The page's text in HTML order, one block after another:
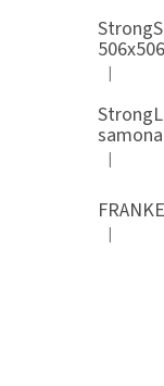
|
|
|